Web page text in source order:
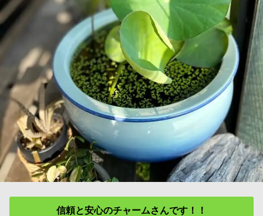
信頼と安心のチャームさんです！！